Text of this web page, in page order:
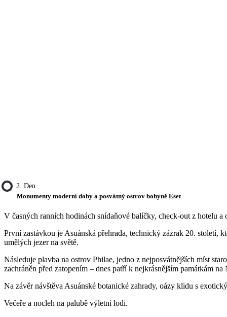
2. Den
Monumenty moderní doby a posvátný ostrov bohyně Eset
V časných ranních hodinách snídaňové balíčky, check-out z hotelu
První zastávkou je Asuánská přehrada, technický zázrak 20. století,
umělých jezer na světě.
Následuje plavba na ostrov Philae, jedno z nejposvátnějších míst
zachráněn před zatopením – dnes patří k nejkrásnějším památkám na
Na závěr návštěva Asuánské botanické zahrady, oázy klidu s
Večeře a nocleh na palubě výletní lodi.